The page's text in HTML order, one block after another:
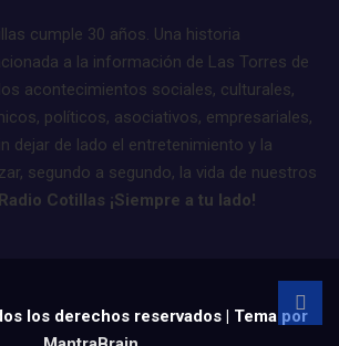
cumple 30 años. Una historia
a la información de Las Torres de
acontecimientos sociales, culturales,
políticos, asociativos, empresariales,
dejar de lado el entretenimiento y la
segundo a segundo, la vida de nuestros
Cotillas ¡Siempre a tu lado!
los derechos reservados | Tema por